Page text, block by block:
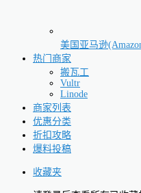
美国亚马逊
热门商家
搬瓦工
Vultr
Linode
商家列表
优惠分类
折扣攻略
爆料投稿
收藏夹